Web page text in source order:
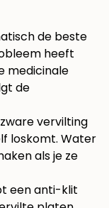
de beste
heeft
medicinale
de
vervilting
loskomt. Water
als je ze
een anti-klit